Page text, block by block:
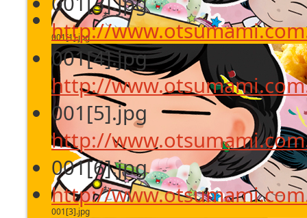
001[1].jpg
001[3].jpg
http://
001[4].jpg
http://
001[5].jpg
http://
001[6].jpg
http://